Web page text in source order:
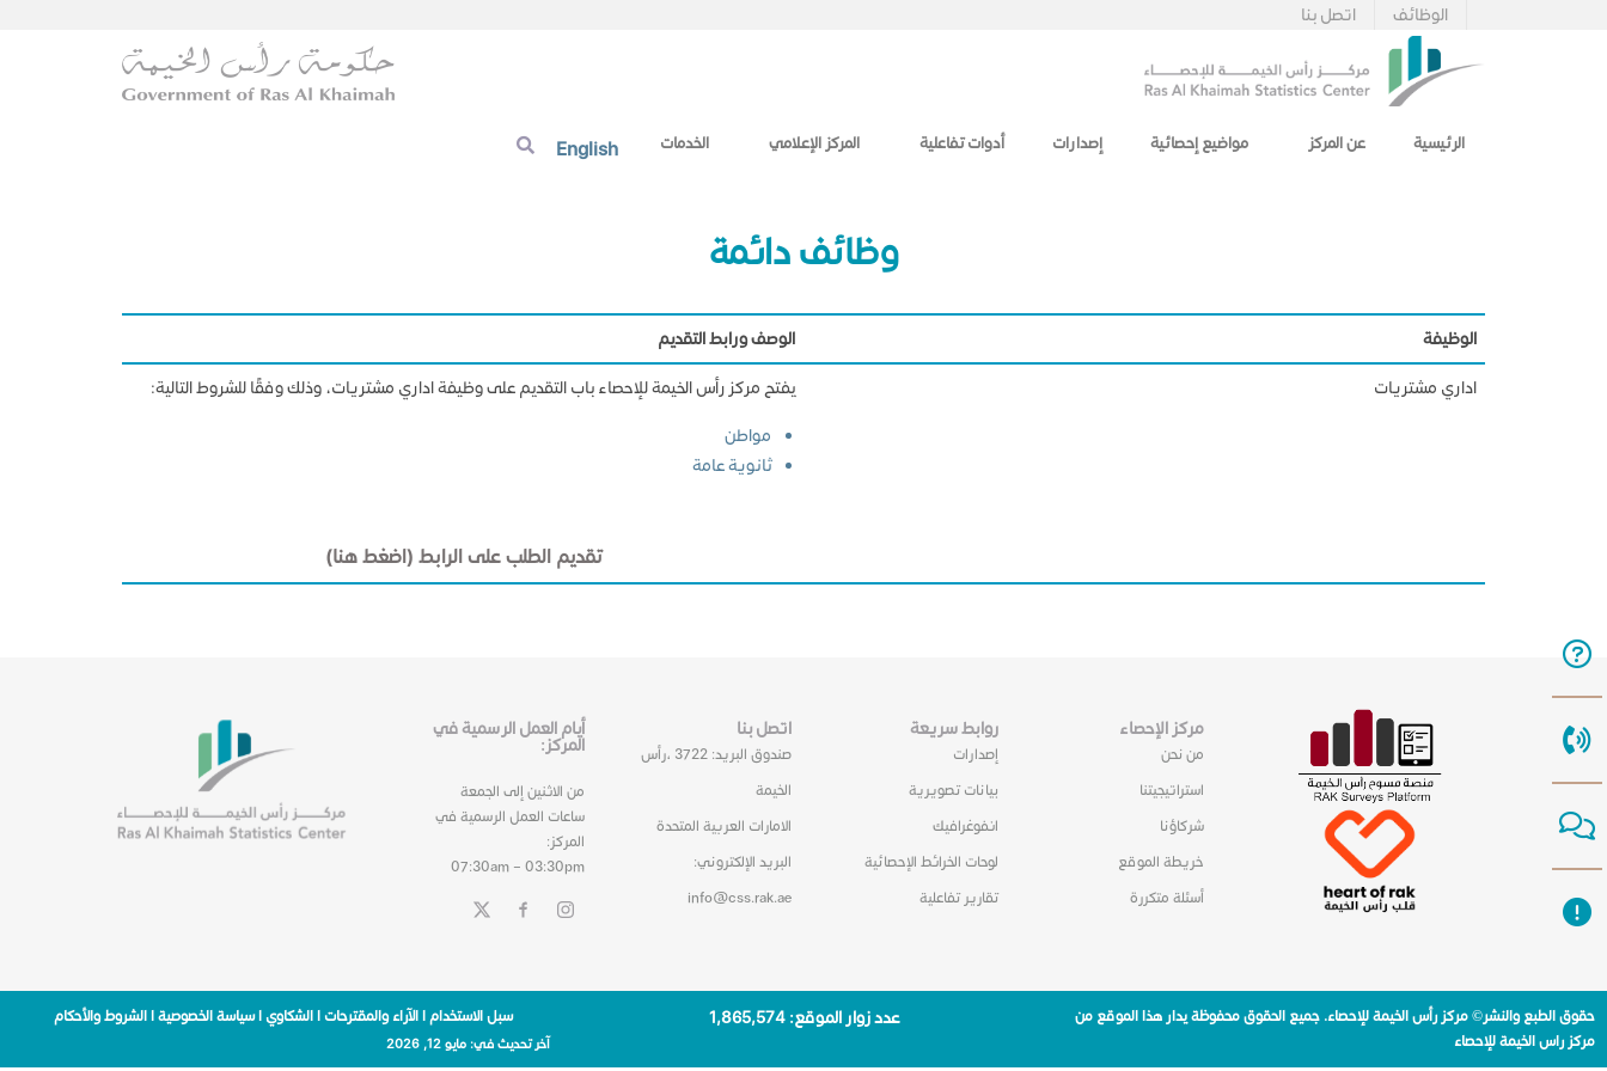
اتصل بنا الوظائف
الرئيسية عن المركز مواضيع إحصائية إصدارات أدوات تفاعلية المركز الإعلامي الخدمات English
وظائف دائمة
الوظيفة
الوصف ورابط التقديم
اداري مشتريات
يفتح مركز رأس الخيمة للإحصاء باب التقديم على وظيفة اداري مشتريات، وذلك وفقًا للشروط التالية:
مواطن
ثانوية عامة
تقديم الطلب على الرابط (اضغط هنا)
مركز الإحصاء
من نحن
استراتيجيتنا
شركاؤنا
خريطة الموقع
أسئلة متكررة
روابط سريعة
إصدارات
بيانات تصويرية
انفوغرافيك
لوحات الخرائط الإحصائية
تقارير تفاعلية
اتصل بنا
صندوق البريد: 3722 ،رأس
الخيمة
الامارات العربية المتحدة
البريد الإلكتروني:
info@css.rak.ae
أيام العمل الرسمية في
المركز:
من الاثنين إلى الجمعة
ساعات العمل الرسمية في
المركز:
07:30am – 03:30pm
حقوق الطبع والنشر© مركز رأس الخيمة للإحصاء. جميع الحقوق محفوظة يدار هذا الموقع من
مركز راس الخيمة للإحصاء
عدد زوار الموقع: 1٬865٬574 سبل الاستخدام|الآراء والمقترحات|الشكاوي|سياسة الخصوصية|الشروط والأحكام
آخر تحديث في: مايو 12, 2026